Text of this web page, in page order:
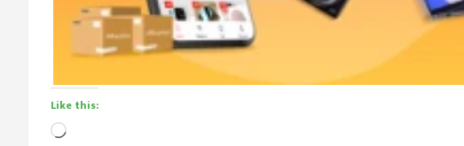
Like this:
Loading…